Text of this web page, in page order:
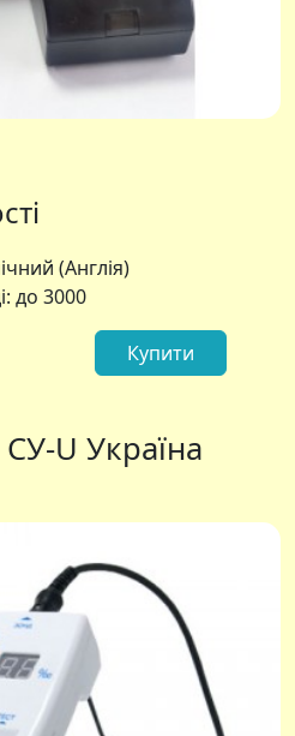
(Англія)
до 3000
Купити
U Україна